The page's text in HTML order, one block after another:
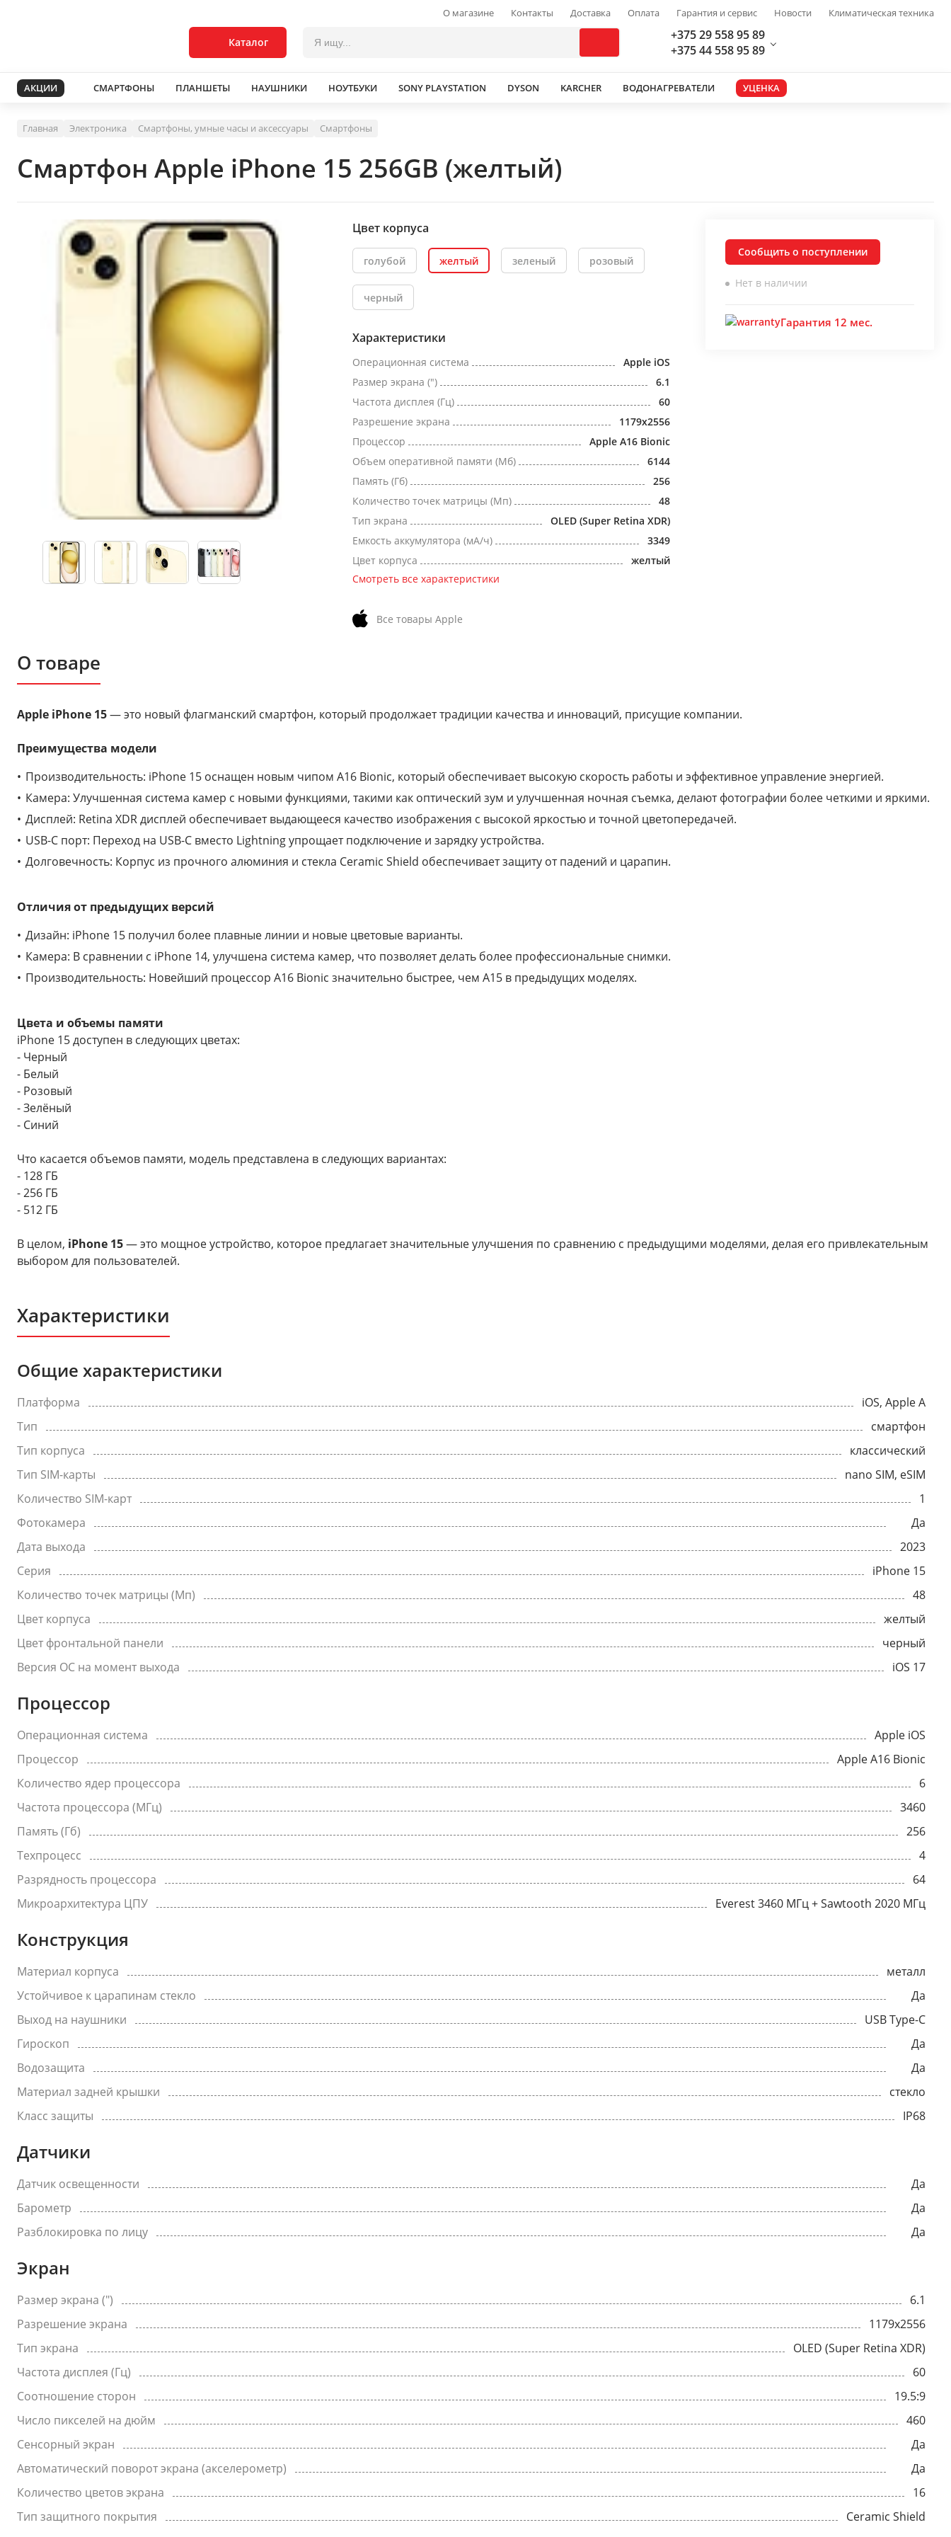
О магазине Контакты Доставка Оплата Гарантия и сервис Новости Климатическая техника
Каталог
+375 29 558 95 89
+375 44 558 95 89
АКЦИИ СМАРТФОНЫ ПЛАНШЕТЫ НАУШНИКИ НОУТБУКИ SONY PLAYSTATION DYSON KARCHER ВОДОНАГРЕВАТЕЛИ УЦЕНКА
Главная Электроника Смартфоны, умные часы и аксессуары Смартфоны
Смартфон Apple iPhone 15 256GB (желтый)
Цвет корпуса
голубой желтый зеленый розовый
черный
Характеристики
Операционная система
Apple iOS
Размер экрана (")
6.1
Частота дисплея (Гц)
60
Разрешение экрана
1179x2556
Процессор
Apple A16 Bionic
Объем оперативной памяти (Мб)
6144
Память (Гб)
256
Количество точек матрицы (Мп)
48
Тип экрана
OLED (Super Retina XDR)
Емкость аккумулятора (мА/ч)
3349
Цвет корпуса
желтый
Смотреть все характеристики
Все товары Apple
Сообщить о поступлении
Нет в наличии
Гарантия 12 мес.
О товаре
Apple iPhone 15— это новый флагманский смартфон, который продолжает традиции качества и инноваций, присущие компании.
Преимущества модели
Производительность: iPhone 15 оснащен новым чипом A16 Bionic, который обеспечивает высокую скорость работы и эффективное управление энергией.
Камера: Улучшенная система камер с новыми функциями, такими как оптический зум и улучшенная ночная съемка, делают фотографии более четкими и яркими.
Дисплей: Retina XDR дисплей обеспечивает выдающееся качество изображения с высокой яркостью и точной цветопередачей.
USB-C порт: Переход на USB-C вместо Lightning упрощает подключение и зарядку устройства.
Долговечность: Корпус из прочного алюминия и стекла Ceramic Shield обеспечивает защиту от падений и царапин.
Отличия от предыдущих версий
Дизайн: iPhone 15 получил более плавные линии и новые цветовые варианты.
Камера: В сравнении с iPhone 14, улучшена система камер, что позволяет делать более профессиональные снимки.
Производительность: Новейший процессор A16 Bionic значительно быстрее, чем A15 в предыдущих моделях.
Цвета и объемы памяти
iPhone 15 доступен в следующих цветах:
- Черный
- Белый
- Розовый
- Зелёный
- Синий
Что касается объемов памяти, модель представлена в следующих вариантах:
- 128 ГБ
- 256 ГБ
- 512 ГБ
В целом, iPhone 15— это мощное устройство, которое предлагает значительные улучшения по сравнению с предыдущими моделями, делая его привлекательным
выбором для пользователей.
Характеристики
Общие характеристики
Платформа
iOS, Apple A
Тип
смартфон
Тип корпуса
классический
Тип SIM-карты
nano SIM, eSIM
Количество SIM-карт
1
Фотокамера
Да
Дата выхода
2023
Серия
iPhone 15
Количество точек матрицы (Мп)
48
Цвет корпуса
желтый
Цвет фронтальной панели
черный
Версия ОС на момент выхода
iOS 17
Процессор
Операционная система
Apple iOS
Процессор
Apple A16 Bionic
Количество ядер процессора
6
Частота процессора (МГц)
3460
Память (Гб)
256
Техпроцесс
4
Разрядность процессора
64
Микроархитектура ЦПУ
Everest 3460 МГц + Sawtooth 2020 МГц
Конструкция
Материал корпуса
металл
Устойчивое к царапинам стекло
Да
Выход на наушники
USB Type-C
Гироскоп
Да
Водозащита
Да
Материал задней крышки
стекло
Класс защиты
IP68
Датчики
Датчик освещенности
Да
Барометр
Да
Разблокировка по лицу
Да
Экран
Размер экрана (")
6.1
Разрешение экрана
1179x2556
Тип экрана
OLED (Super Retina XDR)
Частота дисплея (Гц)
60
Соотношение сторон
19.5:9
Число пикселей на дюйм
460
Сенсорный экран
Да
Автоматический поворот экрана (акселерометр)
Да
Количество цветов экрана
16
Тип защитного покрытия
Ceramic Shield